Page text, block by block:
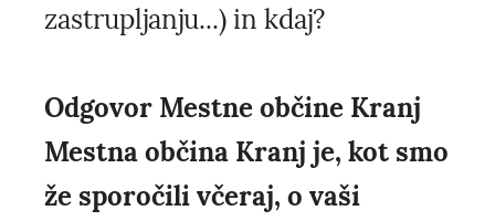
zastrupljanju...) in kdaj?
Odgovor Mestne občine Kranj
Mestna občina Kranj je, kot smo
že sporočili včeraj, o vaši